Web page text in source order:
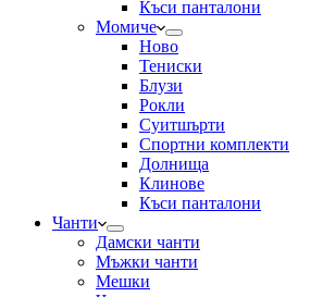
Къси панталони
Момиче
Ново
Тениски
Блузи
Рокли
Суитшърти
Спортни комплекти
Долнища
Клинове
Къси панталони
Чанти
Дамски чанти
Мъжки чанти
Мешки